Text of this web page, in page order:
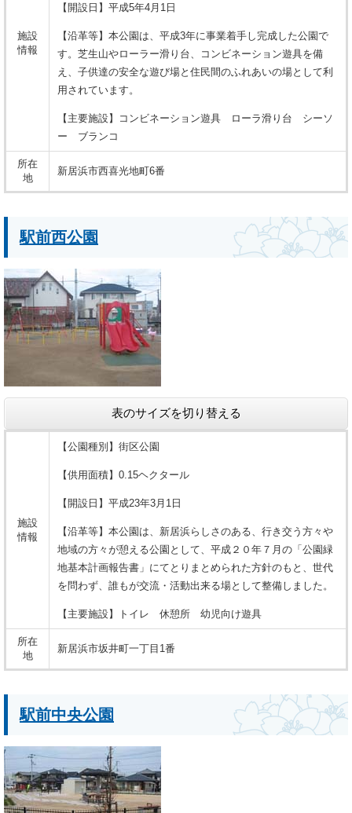
施設
情報
【開設日】平成5年4月1日
【沿革等】本公園は、平成3年に事業着手し完成した公園で
す。芝生山やローラー滑り台、コンビネーション遊具を備
え、子供達の安全な遊び場と住民間のふれあいの場として利
用されています。
【主要施設】コンビネーション遊具 ローラ滑り台 シーソ
ー ブランコ
所在
地
新居浜市西喜光地町6番
駅前西公園
表のサイズを切り替える
施設
情報
【公園種別】街区公園
【供用面積】0.15ヘクタール
【開設日】平成23年3月1日
【沿革等】本公園は、新居浜らしさのある、行き交う方々や
地域の方々が憩える公園として、平成２０年７月の「公園緑
地基本計画報告書」にてとりまとめられた方針のもと、世代
を問わず、誰もが交流・活動出来る場として整備しました。
【主要施設】トイレ 休憩所 幼児向け遊具
所在
地
新居浜市坂井町一丁目1番
駅前中央公園